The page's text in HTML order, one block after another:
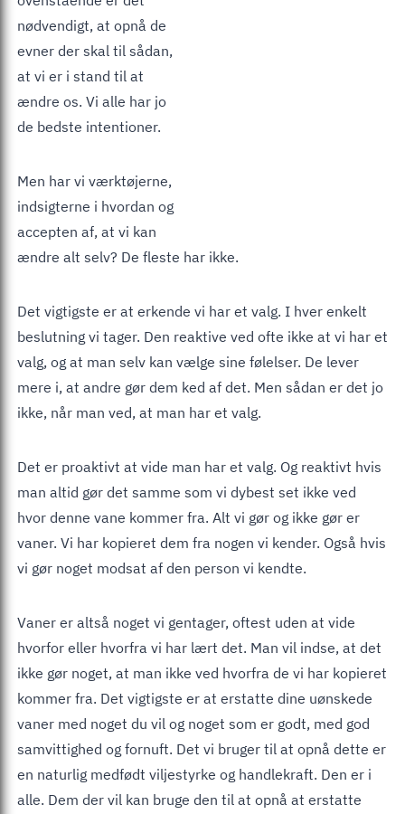
nødvendigt, at opnå de
evner der skal til sådan,
at vi er i stand til at
ændre os. Vi alle har jo
de bedste intentioner.
Men har vi værktøjerne,
indsigterne i hvordan og
accepten af, at vi kan
ændre alt selv? De fleste har ikke.
Det vigtigste er at erkende vi har et valg. I hver enkelt
beslutning vi tager. Den reaktive ved ofte ikke at vi har et
valg, og at man selv kan vælge sine følelser. De lever
mere i, at andre gør dem ked af det. Men sådan er det jo
ikke, når man ved, at man har et valg.
Det er proaktivt at vide man har et valg. Og reaktivt hvis
man altid gør det samme som vi dybest set ikke ved
hvor denne vane kommer fra. Alt vi gør og ikke gør er
vaner. Vi har kopieret dem fra nogen vi kender. Også hvis
vi gør noget modsat af den person vi kendte.
Vaner er altså noget vi gentager, oftest uden at vide
hvorfor eller hvorfra vi har lært det. Man vil indse, at det
ikke gør noget, at man ikke ved hvorfra de vi har kopieret
kommer fra. Det vigtigste er at erstatte dine uønskede
vaner med noget du vil og noget som er godt, med god
samvittighed og fornuft. Det vi bruger til at opnå dette er
en naturlig medfødt viljestyrke og handlekraft. Den er i
alle. Dem der vil kan bruge den til at opnå at erstatte